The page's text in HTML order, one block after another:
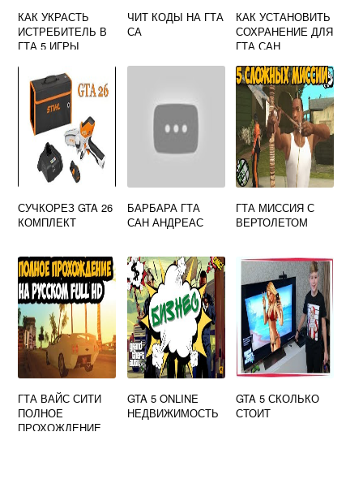
КАК УКРАСТЬ
ИСТРЕБИТЕЛЬ В
ГТА 5 ИГРЫ
ЧИТ КОДЫ НА ГТА
СА
КАК УСТАНОВИТЬ
СОХРАНЕНИЕ ДЛЯ
ГТА САН
АНДРОИД
СУЧКОРЕЗ GTA 26
КОМПЛЕКТ
БАРБАРА ГТА
САН АНДРЕАС
ГТА МИССИЯ С
ВЕРТОЛЕТОМ
ГТА ВАЙС СИТИ
ПОЛНОЕ
ПРОХОЖДЕНИЕ
GTA 5 ONLINE
НЕДВИЖИМОСТЬ
GTA 5 СКОЛЬКО
СТОИТ